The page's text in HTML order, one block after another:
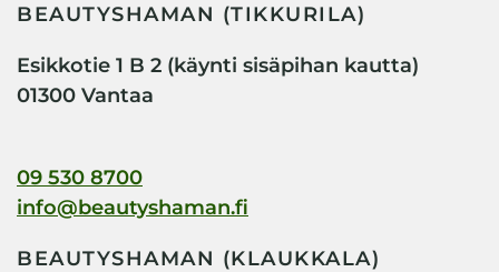
BEAUTYSHAMAN (TIKKURILA)
Esikkotie 1 B 2 (käynti sisäpihan kautta)
01300 Vantaa
09 530 8700
info@beautyshaman.fi
BEAUTYSHAMAN (KLAUKKALA)